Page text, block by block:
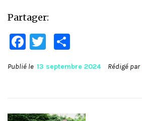
Partager:
Facebook
Twitter
Publié le 13 septembre 2024 Rédigé par